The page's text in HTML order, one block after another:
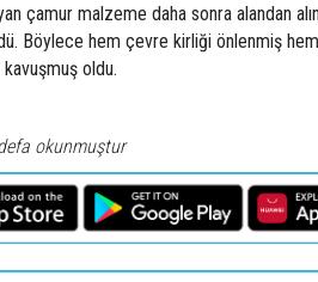
çamur malzeme daha sonra alandan
Böylece hem çevre kirliği önlenmiş
oldu.
okunmuştur